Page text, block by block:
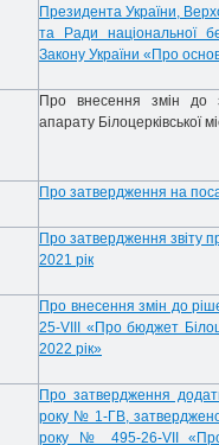
Президента України,
та Ради національної
Закону України «Про
Про внесення змін до
апарату Білоцерківської
Про затвердження на
Про затвердження звіту
2021 рік
Про внесення змін до
25-VІІІ «Про бюджет
2022 рік»
Про затвердження
року № 1-ГВ,
року № 495-26-VII «Про